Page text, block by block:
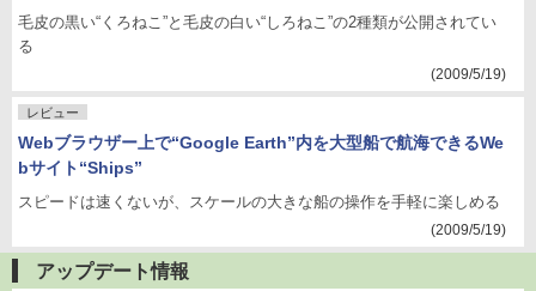
毛皮の黒い“くろねこ”と毛皮の白い“しろねこ”の2種類が公開されてい
る
(2009/5/19)
レビュー
Webブラウザー上で“Google Earth”内を大型船で航海できるWe
bサイト“Ships”
スピードは速くないが、スケールの大きな船の操作を手軽に楽しめる
(2009/5/19)
アップデート情報